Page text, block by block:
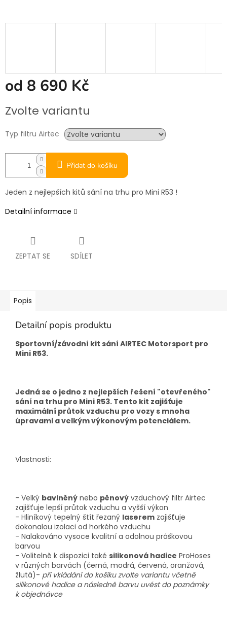
od 8 690 Kč
cena:
Zvolte variantu
Typ filtru Airtec
Přidat do košíku
Jeden z nejlepších kitů sání na trhu pro Mini R53 !
Detailní informace
ZEPTAT SE SDÍLET
Popis
Detailní popis produktu
Sportovní/závodní kit sání AIRTEC Motorsport pro
Mini R53.
Jedná se o jedno z nejlepších řešení "otevřeného"
sání na trhu pro Mini R53. Tento kit zajišťuje
maximální průtok vzduchu pro vozy s mnoha
úpravami a velkým výkonovým potenciálem.
Vlastnosti:
- Velký bavlněný nebo pěnový vzduchový filtr Airtec
zajišťuje lepší průtok vzduchu a vyšší výkon
- Hliníkový tepelný štít řezaný laserem zajišťuje
dokonalou izolaci od horkého vzduchu
- Nalakováno vysoce kvalitní a odolnou práškovou
barvou
- Volitelně k dispozici také silikonová hadice ProHoses
v různých barvách (černá, modrá, červená, oranžová,
žlutá)- při vkládání do košíku zvolte variantu včetně
silikonové hadice a následně barvu uvést do poznámky
k objednávce